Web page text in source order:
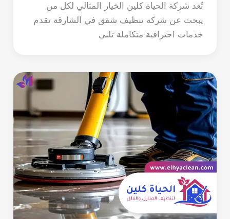
تُعد شركة الحياة كلين الخيار المثالي لكل من
يبحث عن شركة تنظيف شقق في الشارقة تقدم
خدمات احترافية متكاملة تلبي